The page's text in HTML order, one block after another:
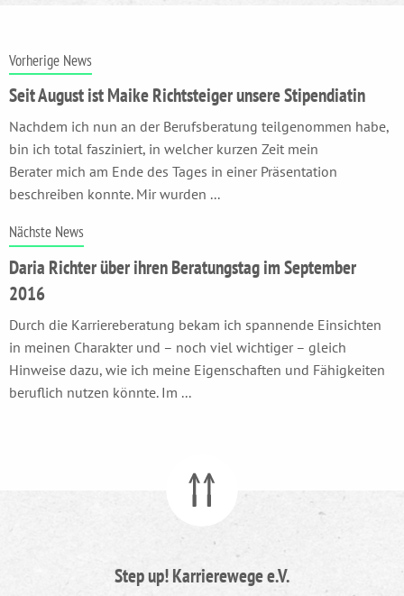
Vorherige News
Seit August ist Maike Richtsteiger unsere Stipendiatin
Nachdem ich nun an der Berufsberatung teilgenommen habe,
bin ich total fasziniert, in welcher kurzen Zeit mein
Berater mich am Ende des Tages in einer Präsentation
beschreiben konnte. Mir wurden ...
Nächste News
Daria Richter über ihren Beratungstag im September
2016
Durch die Karriereberatung bekam ich spannende Einsichten
in meinen Charakter und – noch viel wichtiger – gleich
Hinweise dazu, wie ich meine Eigenschaften und Fähigkeiten
beruflich nutzen könnte. Im ...
Step up! Karrierewege e.V.